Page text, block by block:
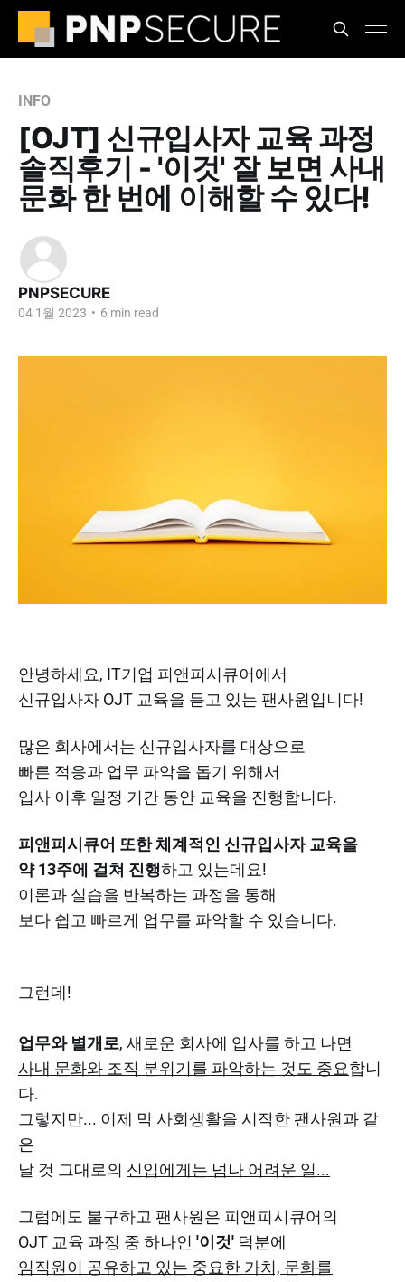
INFO
[OJT] 신규입사자 교육 과정
솔직후기 - '이것' 잘 보면 사내
문화 한 번에 이해할 수 있다!
PNPSECURE
04 1월 2023 • 6 min read
안녕하세요, IT기업 피앤피시큐어에서
신규입사자 OJT 교육을 듣고 있는 팬사원입니다!​
많은 회사에서는 신규입사자를 대상으로
빠른 적응과 업무 파악을 돕기 위해서
입사 이후 일정 기간 동안 교육을 진행합니다.​
피앤피시큐어 또한 체계적인 신규입사자 교육을
약 13주에 걸쳐 진행하고 있는데요!
이론과 실습을 반복하는 과정을 통해
보다 쉽고 빠르게 업무를 파악할 수 있습니다.
그런데!
업무와 별개로, 새로운 회사에 입사를 하고 나면
사내 문화와 조직 분위기를 파악하는 것도 중요합니
다.
그렇지만... 이제 막 사회생활을 시작한 팬사원과 같
은
날 것 그대로의 신입에게는 넘나 어려운 일...
그럼에도 불구하고 팬사원은 피앤피시큐어의
OJT 교육 과정 중 하나인 '이것' 덕분에
임직원이 공유하고 있는 중요한 가치, 문화를